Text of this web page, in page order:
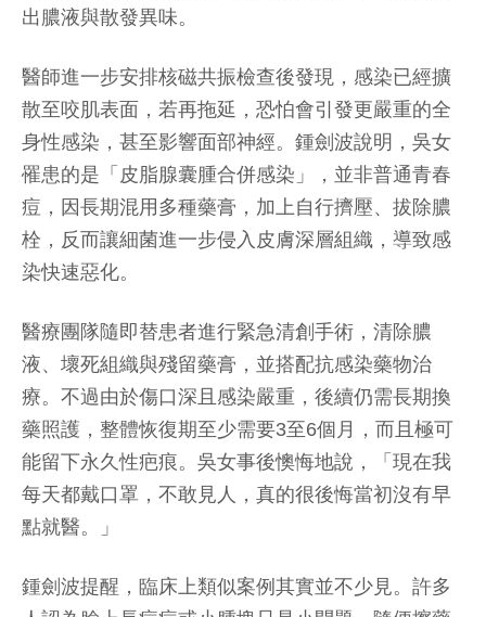
出膿液與散發異味。
醫師進一步安排核磁共振檢查後發現，感染已經擴
散至咬肌表面，若再拖延，恐怕會引發更嚴重的全
身性感染，甚至影響面部神經。鍾劍波說明，吳女
罹患的是「皮脂腺囊腫合併感染」，並非普通青春
痘，因長期混用多種藥膏，加上自行擠壓、拔除膿
栓，反而讓細菌進一步侵入皮膚深層組織，導致感
染快速惡化。
醫療團隊隨即替患者進行緊急清創手術，清除膿
液、壞死組織與殘留藥膏，並搭配抗感染藥物治
療。不過由於傷口深且感染嚴重，後續仍需長期換
藥照護，整體恢復期至少需要3至6個月，而且極可
能留下永久性疤痕。吳女事後懊悔地說，「現在我
每天都戴口罩，不敢見人，真的很後悔當初沒有早
點就醫。」
鍾劍波提醒，臨床上類似案例其實並不少見。許多